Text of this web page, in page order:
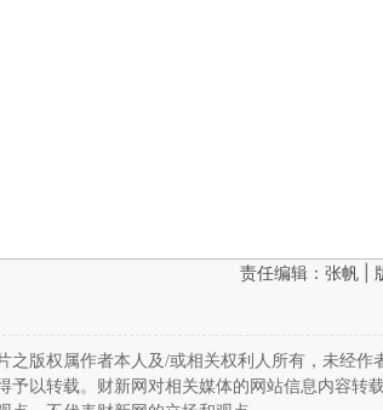
责任编辑：张帆 |
之版权属作者本人及/或相关权利人所有，未经作
予以转载。财新网对相关媒体的网站信息内容转